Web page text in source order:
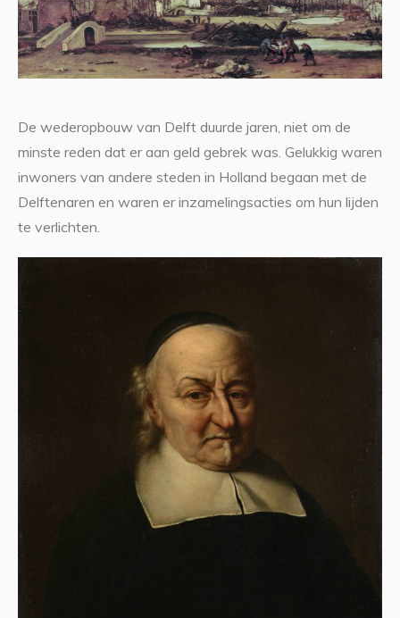
De wederopbouw van Delft duurde jaren, niet om de
minste reden dat er aan geld gebrek was. Gelukkig waren
inwoners van andere steden in Holland begaan met de
Delftenaren en waren er inzamelingsacties om hun lijden
te verlichten.